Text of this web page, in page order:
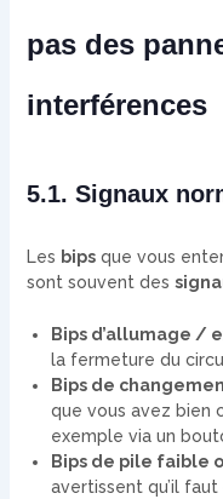
pas des
interférences
5.1. Signaux
Les bipsque vous
sont souvent des
Bips d’allumage /
la fermeture du
Bips de
que vous avez bien
exemple via un
Bips de pile faible
avertissent qu’il